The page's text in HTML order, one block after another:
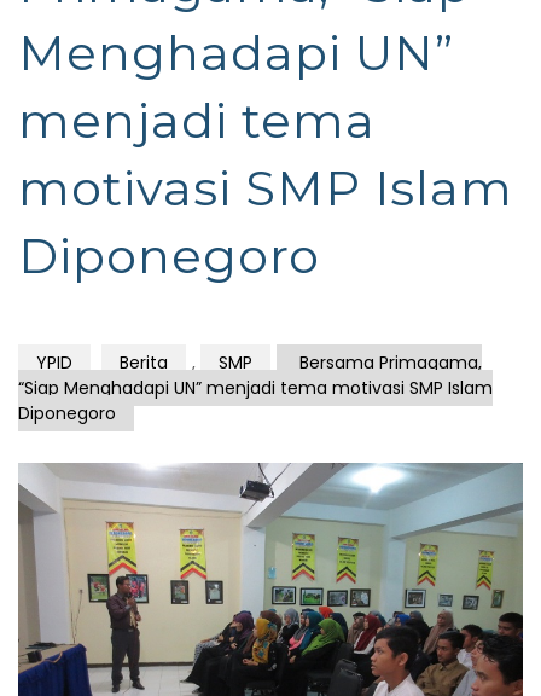
Menghadapi UN”
menjadi tema
motivasi SMP Islam
Diponegoro
YPID Berita , SMP
Bersama Primagama,
“Siap Menghadapi UN” menjadi tema motivasi SMP Islam
Diponegoro